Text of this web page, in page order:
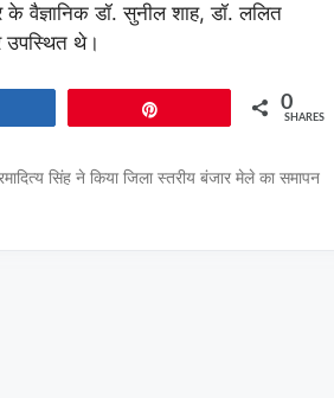
वैज्ञानिक डॉ. सुनील शाह, डॉ. ललित
उपस्थित थे।
0
SHARES
सिंह ने किया जिला स्तरीय बंजार मेले का समापन